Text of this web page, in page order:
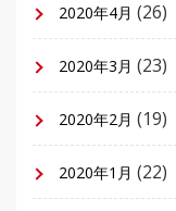
2020年4月 (26)
2020年3月 (23)
2020年2月 (19)
2020年1月 (22)